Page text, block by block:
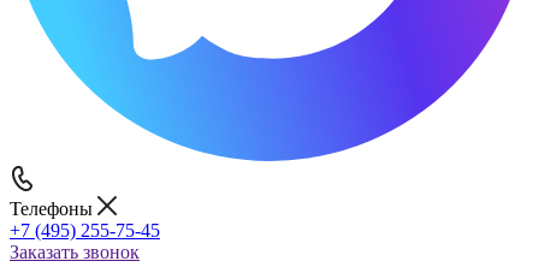
Телефоны
+7 (495) 255-75-45
Заказать звонок